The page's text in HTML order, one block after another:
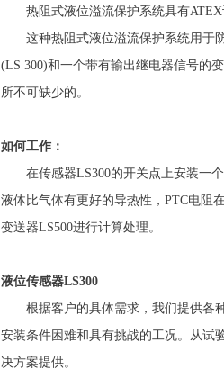
热阻式液位溢流保护系统具有ATEX
这种热阻式液位溢流保护系统用于防
(LS 300)和一个带有输出继电器信号的
所不可缺少的。
如何工作：
在传感器LS300的开关点上安装一个
液体比气体有更好的导热性，PTC电阻
变送器LS500进行计算处理。
液位传感器LS300
根据客户的具体需求，我们提供各
安装条件困难和具有挑战的工况。从试
决方案提供。